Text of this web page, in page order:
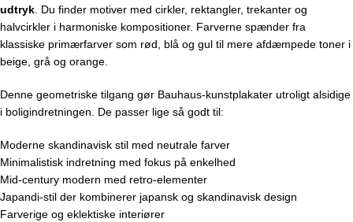
udtryk . Du finder motiver med cirkler, rektangler, trekanter og
halvcirkler i harmoniske kompositioner. Farverne spænder fra
klassiske primærfarver som rød, blå og gul til mere afdæmpede toner i
beige, grå og orange.
Denne geometriske tilgang gør Bauhaus-kunstplakater utroligt alsidige
i boligindretningen. De passer lige så godt til:
Moderne skandinavisk stil med neutrale farver
Minimalistisk indretning med fokus på enkelhed
Mid-century modern med retro-elementer
Japandi-stil der kombinerer japansk og skandinavisk design
Farverige og eklektiske interiører